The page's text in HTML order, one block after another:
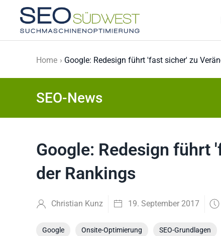
Skip to main content
Home Google: Redesign führt 'fast sicher' zu
SEO-News
Google: Redesign führt
der Rankings
Christian Kunz 19. September 2017
Google Onsite-Optimierung SEO-Grundlagen